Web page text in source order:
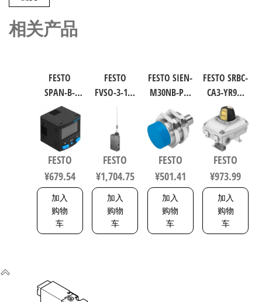
相关产品
FESTO
SPAN-B-
B11R-Q4-
PN-L1+2.5S
传感器/连
接电缆
8114774
FESTO
¥679.54
加入
购物
车
FESTO
FVSO-3-1/8
化零部件
规格3 3877
FESTO
¥1,704.75
加入
购物
车
FESTO SIEN-
M30NB-PS-
S-L 电感式
接近传感
器 符合EN
60947-5-2
150443
FESTO
¥501.41
加入
购物
车
FESTO SRBC-
CA3-YR90-
MW-1-1WG-
C2-EX6 工业
自动化零
部件 规格1
8137093
FESTO
¥973.99
加入
购物
车